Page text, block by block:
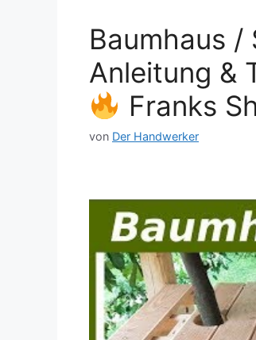
Baumhaus /
Anleitung &
Franks
von Der Handwerker
Dieses Video auf